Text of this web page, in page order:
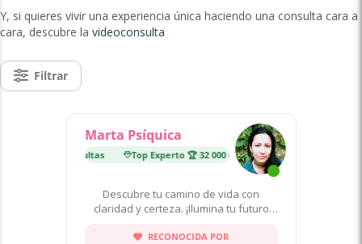
Y, si quieres vivir una experiencia única haciendo una consulta cara a
cara, descubre la videoconsulta
Filtrar
Marta Psíquica
32 000 consultas Top Experto 🏆 ·32 000 consultas
Descubre tu camino de vida con
claridad y certeza. ¡Ilumina tu futuro
RECONOCIDA POR